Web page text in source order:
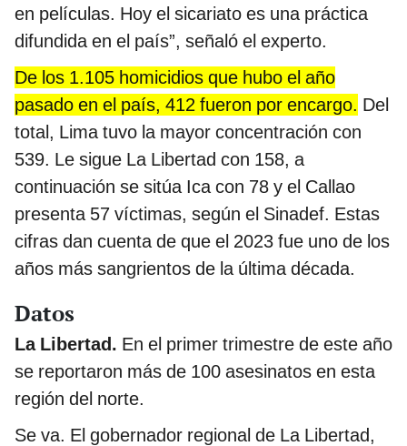
en películas. Hoy el sicariato es una práctica
difundida en el país”, señaló el experto.
De los 1.105 homicidios que hubo el año
pasado en el país, 412 fueron por encargo. Del
total, Lima tuvo la mayor concentración con
539. Le sigue La Libertad con 158, a
continuación se sitúa Ica con 78 y el Callao
presenta 57 víctimas, según el Sinadef. Estas
cifras dan cuenta de que el 2023 fue uno de los
años más sangrientos de la última década.
Datos
La Libertad. En el primer trimestre de este año
se reportaron más de 100 asesinatos en esta
región del norte.
Se va. El gobernador regional de La Libertad,